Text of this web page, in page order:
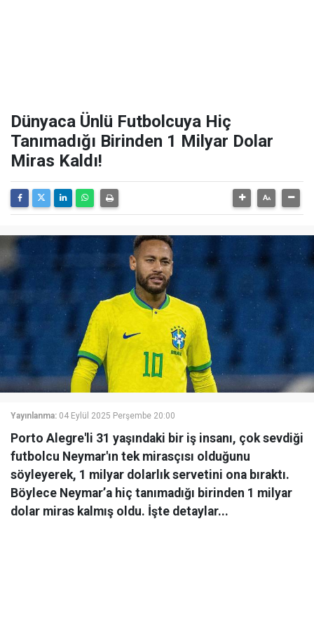
Dünyaca Ünlü Futbolcuya Hiç
Tanımadığı Birinden 1 Milyar Dolar
Miras Kaldı!
Yayınlanma: 04 Eylül 2025 Perşembe 20:00
Porto Alegre'li 31 yaşındaki bir iş insanı, çok sevdiği
futbolcu Neymar'ın tek mirasçısı olduğunu
söyleyerek, 1 milyar dolarlık servetini ona bıraktı.
Böylece Neymar’a hiç tanımadığı birinden 1 milyar
dolar miras kalmış oldu. İşte detaylar...